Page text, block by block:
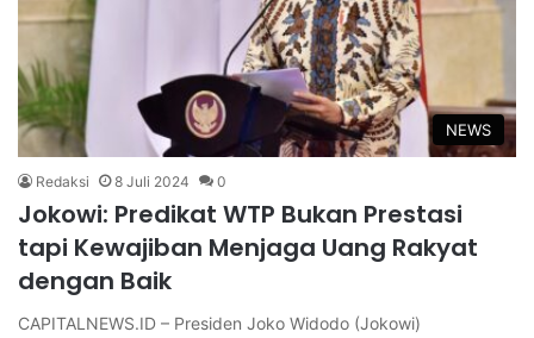
NEWS
Redaksi 8 Juli 2024 0
Jokowi: Predikat WTP Bukan Prestasi
tapi Kewajiban Menjaga Uang Rakyat
dengan Baik
CAPITALNEWS.ID – Presiden Joko Widodo (Jokowi)